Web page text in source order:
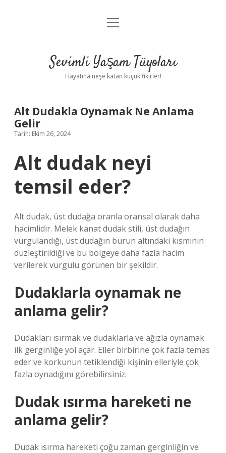
Anasayfa
Yasal Uyarı
menüyü
Sevimli Yaşam Tüyoları
Hayatına neşe katan küçük fikirler!
Alt Dudakla Oynamak Ne Anlama
Gelir
Tarih: Ekim 26, 2024
Alt dudak neyi
temsil eder?
Alt dudak, üst dudağa oranla oransal olarak daha
hacimlidir. Melek kanat dudak stili, üst dudağın
vurgulandığı, üst dudağın burun altındaki kısmının
düzleştirildiği ve bu bölgeye daha fazla hacim
verilerek vurgulu görünen bir şekildir.
Dudaklarla oynamak ne
anlama gelir?
Dudakları ısırmak ve dudaklarla ve ağızla oynamak
ilk gerginliğe yol açar. Eller birbirine çok fazla temas
eder ve korkunun tetiklendiği kişinin elleriyle çok
fazla oynadığını görebilirsiniz.
Dudak ısırma hareketi ne
anlama gelir?
Dudak ısırma hareketi çoğu zaman gerginliğin ve